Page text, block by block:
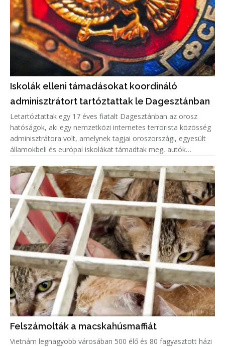
Iskolák elleni támadásokat koordináló
adminisztrátort tartóztattak le Dagesztánban
Letartóztattak egy 17 éves fiatalt Dagesztánban az orosz
hatóságok, aki egy nemzetközi internetes terrorista közösség
adminisztrátora volt, amelynek tagjai oroszországi, egyesült
államokbeli és európai iskolákat támadtak meg, autók
Felszámolták a macskahúsmaffiát
Vietnám legnagyobb városában 500 élő és 80 fagyasztott házi